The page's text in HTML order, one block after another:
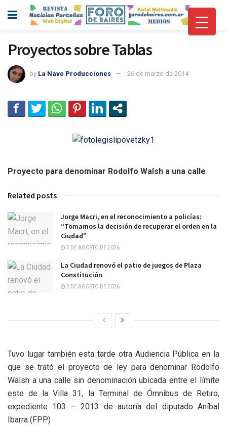
Proyectos sobre Tablas
by La Nave Producciones 26 de marzo de 2014
Proyecto para denominar Rodolfo Walsh a una calle
Related posts
Jorge Macri, en el reconocimiento a policías:
“Tomamos la decisión de recuperar el orden en la
Ciudad”
5 DE AGOSTO DE 2026
La Ciudad renovó el patio de juegos de Plaza
Constitución
2 DE AGOSTO DE 2026
Tuvo lugar también esta tarde otra Audiencia Pública en la
que se trató el proyecto de ley para denominar Rodolfo
Walsh a una calle sin denominación ubicada entre el límite
este de la Villa 31, la Terminal de Ómnibus de Retiro,
expediente 103 – 2013 de autoría del diputado Aníbal
Ibarra (FPP)